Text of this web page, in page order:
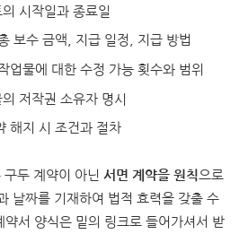
시작일과 종료일
보수 금액, 지급 일정, 지급 방법
업물에 대한 수정 가능 횟수와 범위
저작권 소유자 명시
해지 시 조건과 절차
두 계약이 아닌 서면 계약을 원칙으로
날짜를 기재하여 법적 효력을 갖출 수
약서 양식은 밑의 링크로 들어가셔서 받